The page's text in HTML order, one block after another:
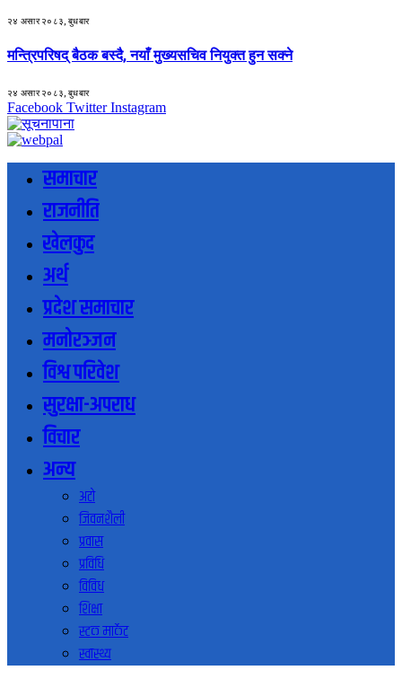
२४ असार २०८३, बुधबार
मन्त्रिपरिषद् बैठक बस्दै, नयाँ मुख्यसचिव नियुक्त हुन सक्ने
२४ असार २०८३, बुधबार
Facebook Twitter Instagram
समाचार
राजनीति
खेलकुद
अर्थ
प्रदेश समाचार
मनोरञ्जन
विश्व परिवेश
सुरक्षा-अपराध
विचार
अन्य
अटो
जिवनशैली
प्रवास
प्रविधि
विविध
शिक्षा
स्टक मार्केट
स्वास्थ्य